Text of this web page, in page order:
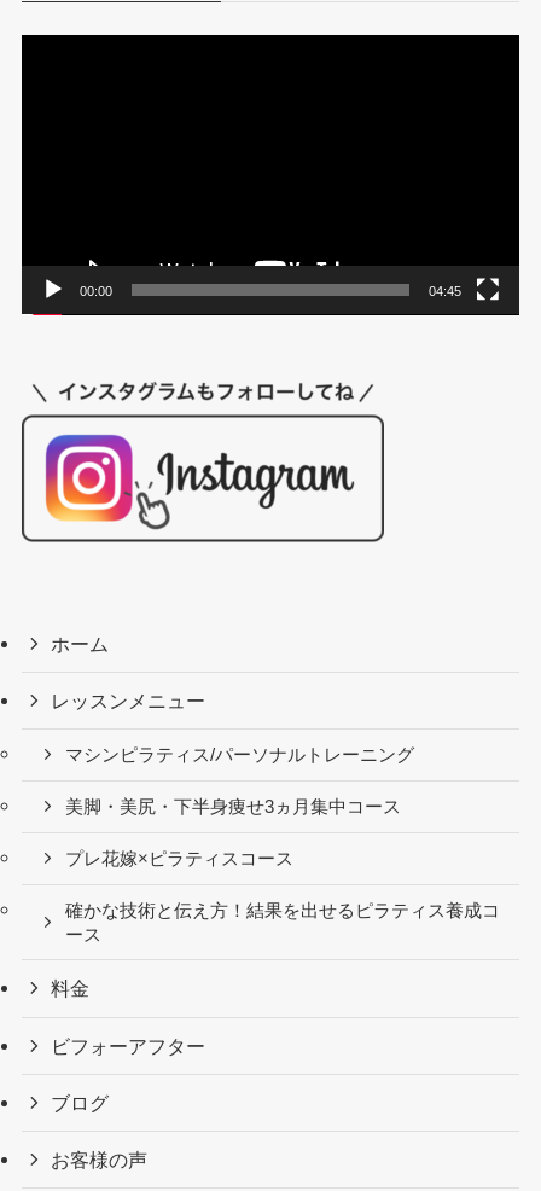
00:00 04:45
ホーム
レッスンメニュー
マシンピラティス/パーソナルトレーニング
美脚・美尻・下半身痩せ3ヵ月集中コース
プレ花嫁×ピラティスコース
確かな技術と伝え方！結果を出せるピラティス養成コ
ース
料金
ビフォーアフター
ブログ
お客様の声